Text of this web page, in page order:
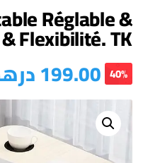
Réglable &
Flexibilité. TK
199.00 40%